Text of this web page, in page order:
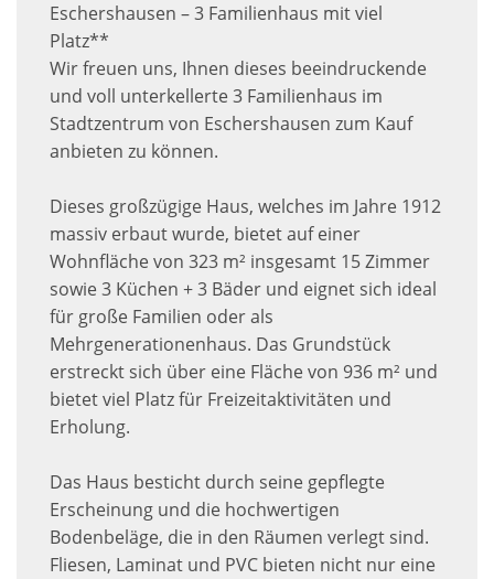
Eschershausen – 3 Familienhaus mit viel
Platz**
Wir freuen uns, Ihnen dieses beeindruckende
und voll unterkellerte 3 Familienhaus im
Stadtzentrum von Eschershausen zum Kauf
anbieten zu können.
Dieses großzügige Haus, welches im Jahre 1912
massiv erbaut wurde, bietet auf einer
Wohnfläche von 323 m² insgesamt 15 Zimmer
sowie 3 Küchen + 3 Bäder und eignet sich ideal
für große Familien oder als
Mehrgenerationenhaus. Das Grundstück
erstreckt sich über eine Fläche von 936 m² und
bietet viel Platz für Freizeitaktivitäten und
Erholung.
Das Haus besticht durch seine gepflegte
Erscheinung und die hochwertigen
Bodenbeläge, die in den Räumen verlegt sind.
Fliesen, Laminat und PVC bieten nicht nur eine